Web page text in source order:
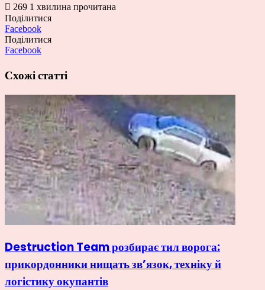
269 1 хвилина прочитана
Поділитися
Facebook
Поділитися
Facebook
Схожі статті
Destruction Team розбирає тил ворога:
прикордонники нищать зв’язок, техніку й
логістику окупантів